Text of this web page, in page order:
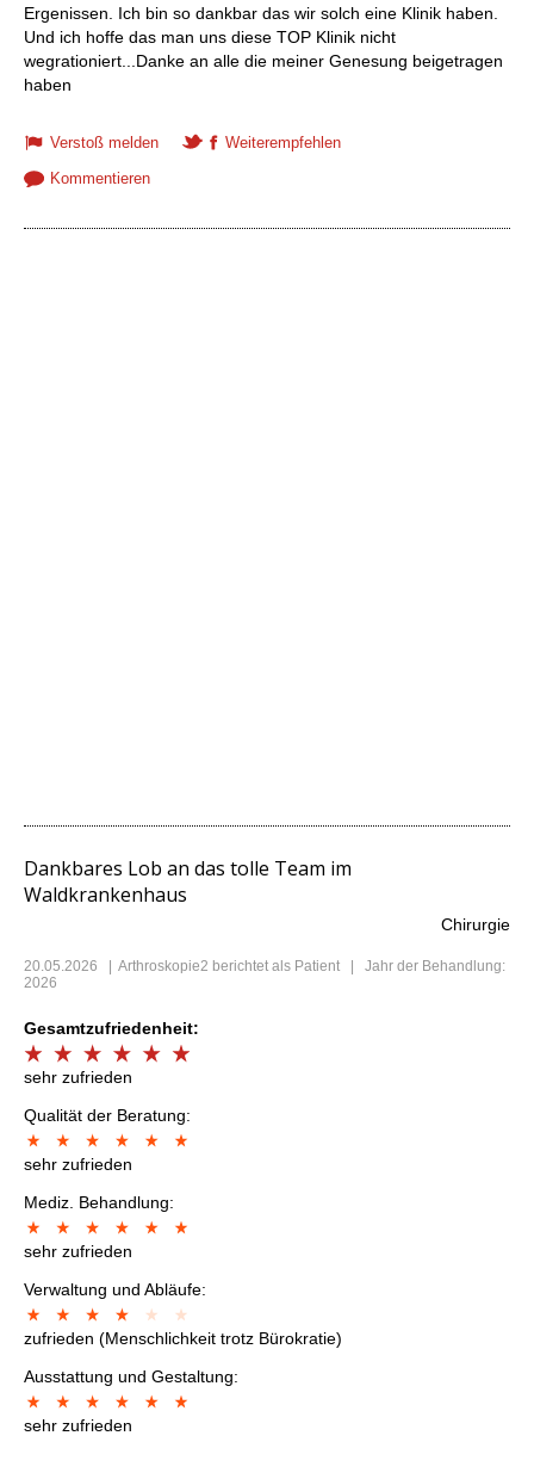
Ergenissen. Ich bin so dankbar das wir solch eine Klinik haben.
Und ich hoffe das man uns diese TOP Klinik nicht
wegrationiert...Danke an alle die meiner Genesung beigetragen
haben
Verstoß melden
Weiterempfehlen
Kommentieren
Dankbares Lob an das tolle Team im
Waldkrankenhaus
Chirurgie
20.05.2026 Arthroskopie2 berichtet als Patient | Jahr der Behandlung:
2026
Gesamtzufriedenheit:
sehr zufrieden
Qualität der Beratung:
sehr zufrieden
Mediz. Behandlung:
sehr zufrieden
Verwaltung und Abläufe:
zufrieden (Menschlichkeit trotz Bürokratie)
Ausstattung und Gestaltung:
sehr zufrieden